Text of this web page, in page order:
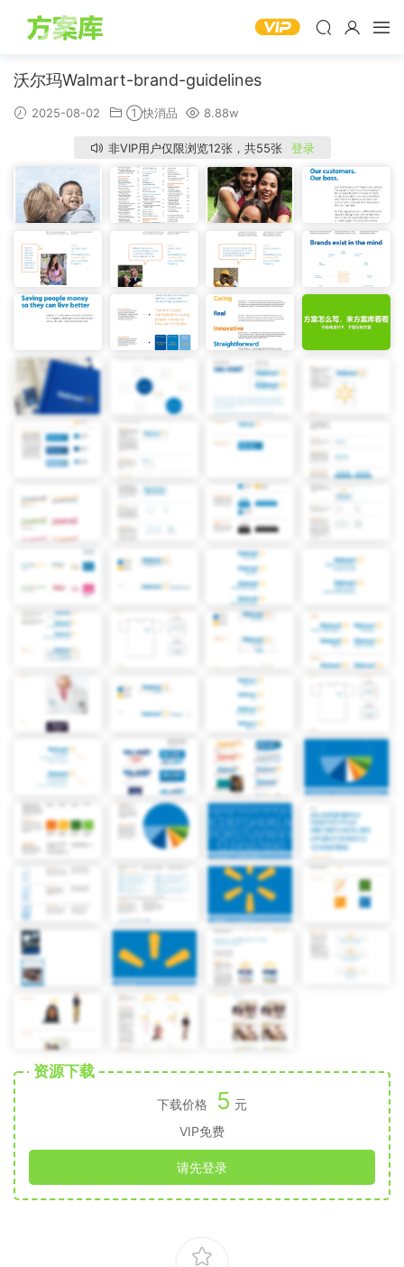
沃尔玛Walmart-brand-guidelines
2025-08-02 ①快消品 8.88w
非VIP用户仅限浏览12张，共55张 登录
资源下载
下载价格 5 元
VIP免费
请先登录